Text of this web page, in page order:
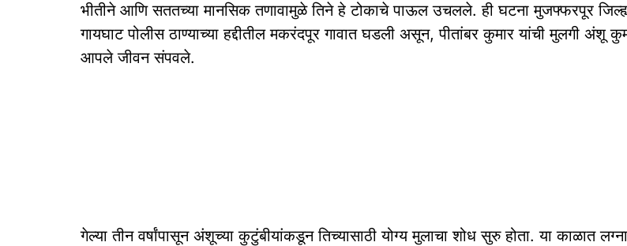
भीतीने आणि सततच्या मानसिक तणावामुळे तिने हे टोकाचे पाऊल उचलले. ही घटना मुजफ्फरपूर
गायघाट पोलीस ठाण्याच्या हद्दीतील मकरंदपूर गावात घडली असून, पीतांबर कुमार यांची मुलगी अंशू
आपले जीवन संपवले.
गेल्या तीन वर्षांपासून अंशूच्या कुटुंबीयांकडून तिच्यासाठी योग्य मुलाचा शोध सुरु होता. या काळात